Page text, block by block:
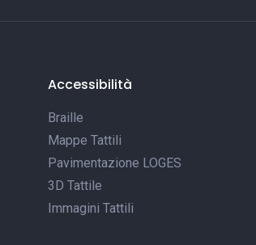
Accessibilità
Braille
Mappe Tattili
Pavimentazione LOGES
3D Tattile
Immagini Tattili